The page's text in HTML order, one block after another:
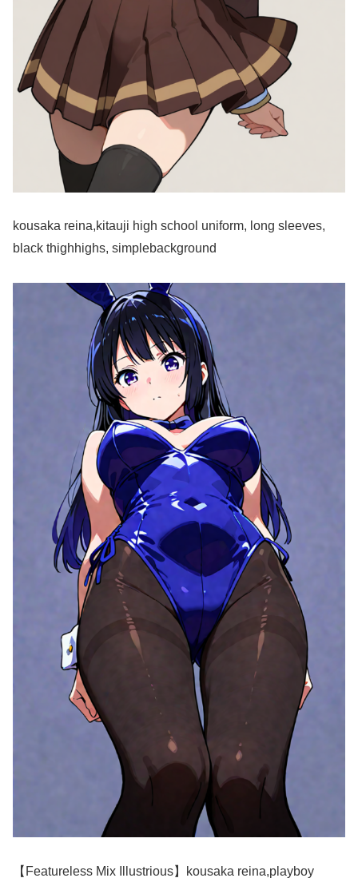
kousaka reina,kitauji high school uniform, long sleeves,
black thighhighs, simplebackground
【Featureless Mix Illustrious】kousaka reina,playboy